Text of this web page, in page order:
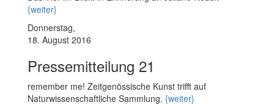
{weiter}
Donnerstag,
18. August 2016
Pressemitteilung 21
remember me! Zeitgenössische Kunst trifft auf
Naturwissenschaftliche Sammlung. {weiter}